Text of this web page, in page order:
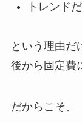
トレンド
という理由だ
後から固定費
だからこそ、